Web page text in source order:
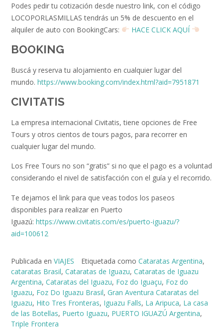
Podes pedir tu cotización desde nuestro link, con el código
LOCOPORLASMILLAS tendrás un 5% de descuento en el
alquiler de auto con BookingCars:
HACE CLICK AQUÍ
BOOKING
Buscá y reserva tu alojamiento en cualquier lugar del
mundo. https://www.booking.com/index.html?aid=7951871
CIVITATIS
La empresa internacional Civitatis, tiene opciones de Free
Tours y otros cientos de tours pagos, para recorrer en
cualquier lugar del mundo.
Los Free Tours no son “gratis” si no que el pago es a voluntad
considerando el nivel de satisfacción con el guía y el recorrido.
Te dejamos el link para que veas todos los paseos
disponibles para realizar en Puerto
Iguazú: https://www.civitatis.com/es/puerto-iguazu/?
aid=100612
Publicada en VIAJES Etiquetada como Cataratas Argentina,
cataratas Brasil, Cataratas de Iguazu, Cataratas de Iguazu
Argentina, Cataratas del Iguazu, Foz do Iguaçu, Foz do
Iguazu, Foz Do Iguazu Brasil, Gran Aventura Cataratas del
Iguazu, Hito Tres Fronteras, Iguazu Falls, La Aripuca, La casa
de las Botellas, Puerto Iguazu, PUERTO IGUAZÚ Argentina,
Triple Frontera